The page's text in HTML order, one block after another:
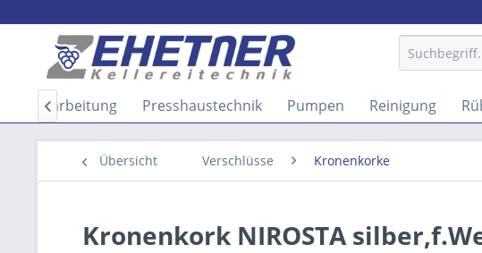
Presshaustechnik Pumpen Reinigung

Übersicht Verschlüsse Kronenkorke
Kronenkork NIROSTA